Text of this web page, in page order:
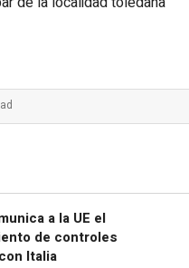
a la UE el
de controles
Italia